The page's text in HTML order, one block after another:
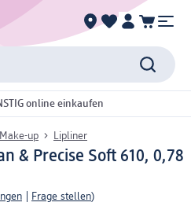
online einkaufen
Make-up Lipliner
& Precise Soft 610, 0,78
Frage stellen)